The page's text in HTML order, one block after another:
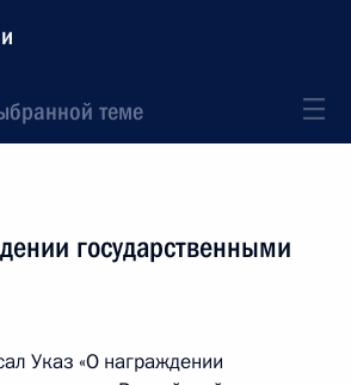
теме
государственными
Указ «О награждении